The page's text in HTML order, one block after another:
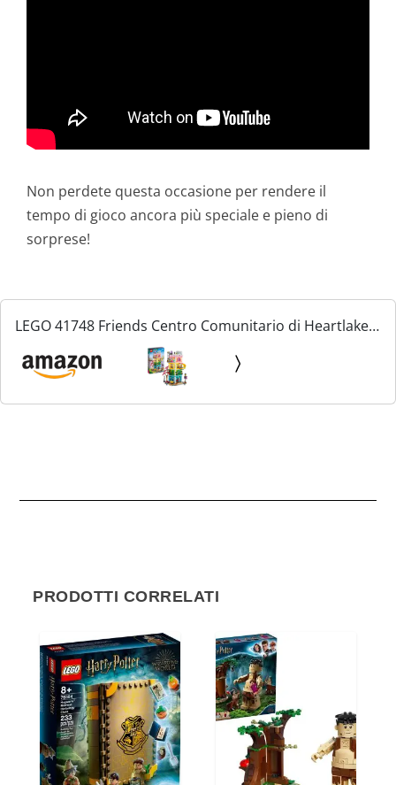
Non perdete questa occasione per rendere il
tempo di gioco ancora più speciale e pieno di
sorprese!
LEGO 41748 Friends Centro Comunitario di Heartlake
City, Set Modular Building, Idea Regalo di Natale per
Bambini e Bambine con Studio d'Arte e di...
PRODOTTI CORRELATI